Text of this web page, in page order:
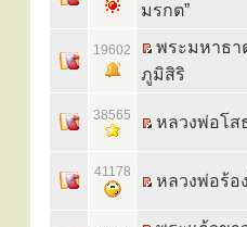
มรกต”
19602
พระมหาธา
ภูมิสิริ
38565 หลวงพ่อโส
41178 หลวงพ่อร้อ